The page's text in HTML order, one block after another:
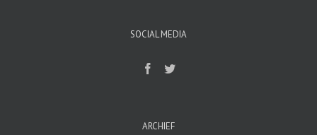
SOCIAL MEDIA
ARCHIEF